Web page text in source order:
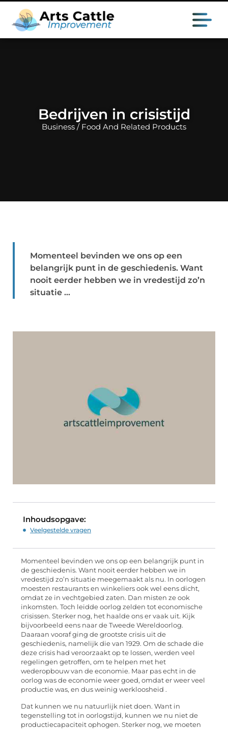
Bedrijven in crisistijd
Business / Food And Related Products
Momenteel bevinden we ons op een
belangrijk punt in de geschiedenis. Want
nooit eerder hebben we in vredestijd zo’n
situatie ...
Inhoudsopgave:
Veelgestelde vragen
Momenteel bevinden we ons op een belangrijk punt in
de geschiedenis. Want nooit eerder hebben we in
vredestijd zo’n situatie meegemaakt als nu. In oorlogen
moesten restaurants en winkeliers ook wel eens dicht,
omdat ze in vechtgebied zaten. Dan misten ze ook
inkomsten. Toch leidde oorlog zelden tot economische
crisissen. Sterker nog, het haalde ons er vaak uit. Kijk
bijvoorbeeld eens naar de Tweede Wereldoorlog.
Daaraan vooraf ging de grootste crisis uit de
geschiedenis, namelijk die van 1929. Om de schade die
deze crisis had veroorzaakt op te lossen, werden veel
regelingen getroffen, om te helpen met het
wederopbouw van de economie. Maar pas echt in de
oorlog was de economie weer goed, omdat er weer veel
productie was, en dus weinig werkloosheid .
Dat kunnen we nu natuurlijk niet doen. Want in
tegenstelling tot in oorlogstijd, kunnen we nu niet de
productiecapaciteit ophogen. Sterker nog, we moeten